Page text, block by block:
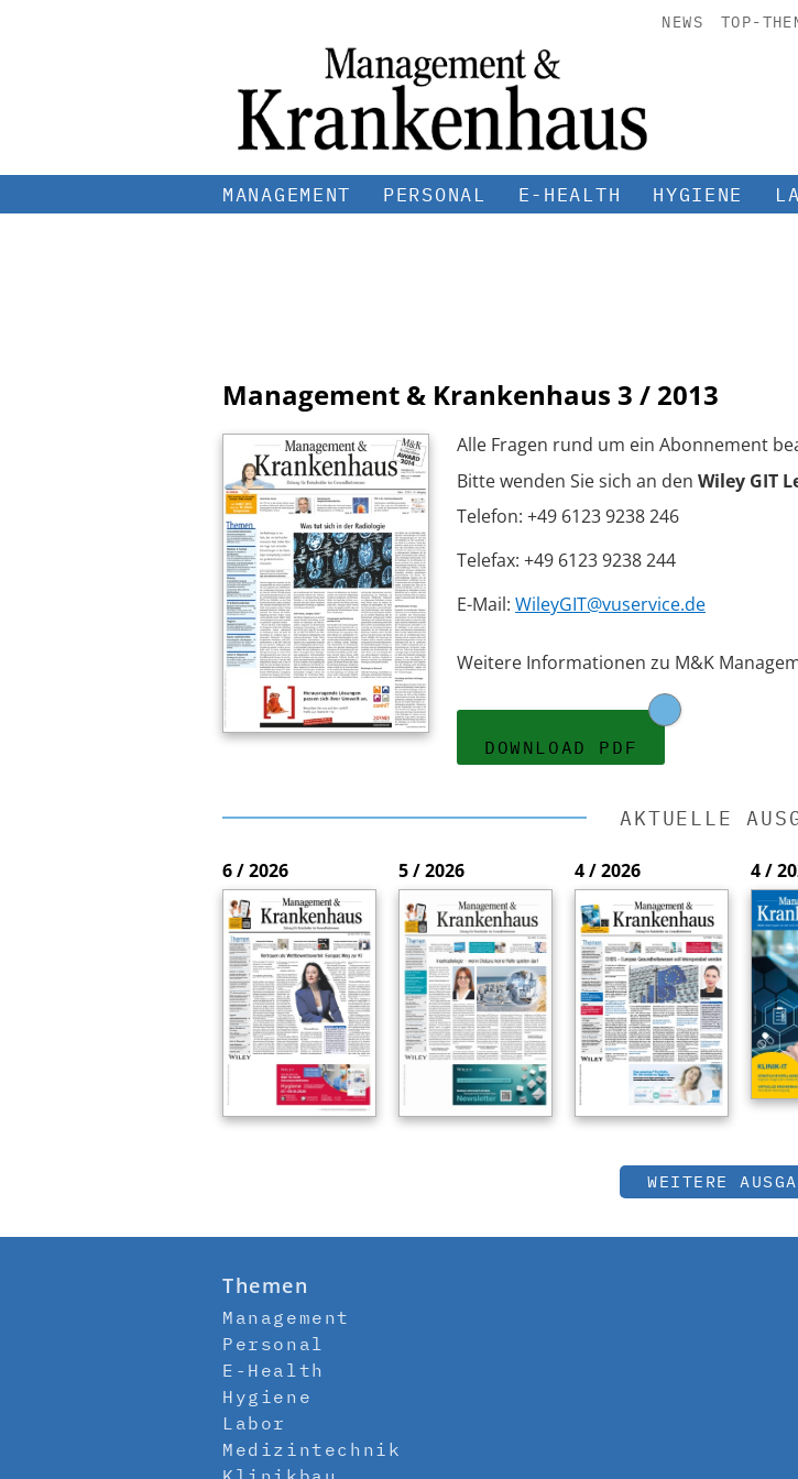
NEWS TOP-
MANAGEMENT PERSONAL E-HEALTH HYGIENE
Management & Krankenhaus 3 / 2013
Alle Fragen rund um ein Abonnement
Bitte wenden Sie sich an den Wiley GIT
Telefon: +49 6123 9238 246
Telefax: +49 6123 9238 244
E-Mail: WileyGIT@vuservice.de
Weitere Informationen zu M&K
DOWNLOAD PDF
AKTUELLE
6 / 2026 5 / 2026 4 / 2026 4 /
WEITERE
Themen
Management
Personal
E-Health
Hygiene
Labor
Medizintechnik